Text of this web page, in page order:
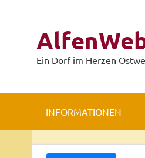
Ein Dorf im Herzen
INFORMATIONEN